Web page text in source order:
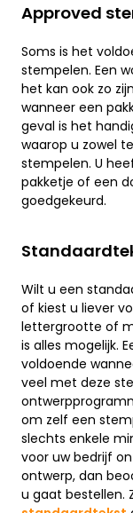
Approved
Soms is het
stempelen. Een
het kan ook zo
wanneer een
geval is het
waarop u zowel
stempelen. U
pakketje of een
goedgekeurd.
Wilt u een
of kiest u liever
lettergrootte of
is alles mogelijk.
voldoende
veel met deze
om zelf een
slechts enkele
voor uw bedrijf
ontwerp, dan
u gaat bestellen.